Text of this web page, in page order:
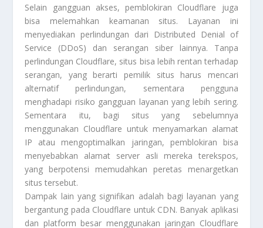
Selain gangguan akses, pemblokiran Cloudflare juga
bisa melemahkan keamanan situs. Layanan ini
menyediakan perlindungan dari Distributed Denial of
Service (DDoS) dan serangan siber lainnya. Tanpa
perlindungan Cloudflare, situs bisa lebih rentan terhadap
serangan, yang berarti pemilik situs harus mencari
alternatif perlindungan, sementara pengguna
menghadapi risiko gangguan layanan yang lebih sering.
Sementara itu, bagi situs yang sebelumnya
menggunakan Cloudflare untuk menyamarkan alamat
IP atau mengoptimalkan jaringan, pemblokiran bisa
menyebabkan alamat server asli mereka terekspos,
yang berpotensi memudahkan peretas menargetkan
situs tersebut.
Dampak lain yang signifikan adalah bagi layanan yang
bergantung pada Cloudflare untuk CDN. Banyak aplikasi
dan platform besar menggunakan jaringan Cloudflare